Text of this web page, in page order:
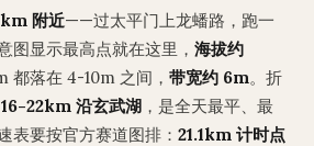
附近——过太平门上龙蟠路，跑一
图显示最高点就在这里， 海拔约
都落在 4-10m 之间， 带宽约 6m。折
22km 沿玄武湖 ，是全天最平、最
表要按官方赛道图排： 21.1km 计时点